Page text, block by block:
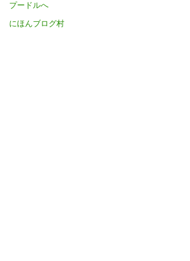
にほんブログ村